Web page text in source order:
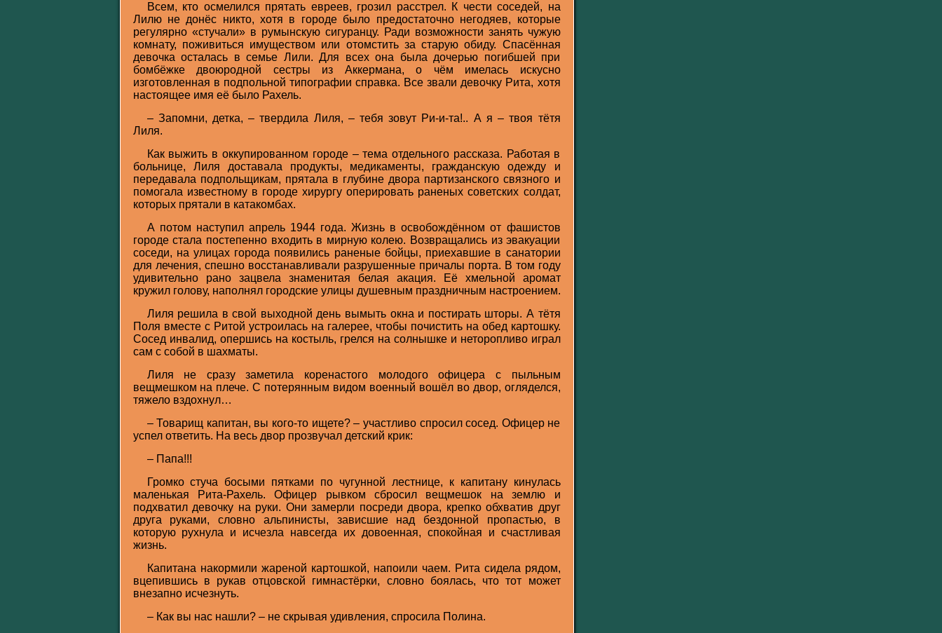
Всем, кто осмелился прятать евреев, грозил расстрел. К чести соседей, на
Лилю не донёс никто, хотя в городе было предостаточно негодяев, которые
регулярно «стучали» в румынскую сигуранцу. Ради возможности занять чужую
комнату, поживиться имуществом или отомстить за старую обиду. Спасённая
девочка осталась в семье Лили. Для всех она была дочерью погибшей при
бомбёжке двоюродной сестры из Аккермана, о чём имелась искусно
изготовленная в подпольной типографии справка. Все звали девочку Рита, хотя
настоящее имя её было Рахель.
– Запомни, детка, – твердила Лиля, – тебя зовут Ри-и-та!.. А я – твоя тётя
Лиля.
Как выжить в оккупированном городе – тема отдельного рассказа. Работая в
больнице, Лиля доставала продукты, медикаменты, гражданскую одежду и
передавала подпольщикам, прятала в глубине двора партизанского связного и
помогала известному в городе хирургу оперировать раненых советских солдат,
которых прятали в катакомбах.
А потом наступил апрель 1944 года. Жизнь в освобождённом от фашистов
городе стала постепенно входить в мирную колею. Возвращались из эвакуации
соседи, на улицах города появились раненые бойцы, приехавшие в санатории
для лечения, спешно восстанавливали разрушенные причалы порта. В том году
удивительно рано зацвела знаменитая белая акация. Её хмельной аромат
кружил голову, наполнял городские улицы душевным праздничным настроением.
Лиля решила в свой выходной день вымыть окна и постирать шторы. А тётя
Поля вместе с Ритой устроилась на галерее, чтобы почистить на обед картошку.
Сосед инвалид, опершись на костыль, грелся на солнышке и неторопливо играл
сам с собой в шахматы.
Лиля не сразу заметила коренастого молодого офицера с пыльным
вещмешком на плече. С потерянным видом военный вошёл во двор, огляделся,
тяжело вздохнул…
– Товарищ капитан, вы кого-то ищете? – участливо спросил сосед. Офицер не
успел ответить. На весь двор прозвучал детский крик:
– Папа!!!
Громко стуча босыми пятками по чугунной лестнице, к капитану кинулась
маленькая Рита-Рахель. Офицер рывком сбросил вещмешок на землю и
подхватил девочку на руки. Они замерли посреди двора, крепко обхватив друг
друга руками, словно альпинисты, зависшие над бездонной пропастью, в
которую рухнула и исчезла навсегда их довоенная, спокойная и счастливая
жизнь.
Капитана накормили жареной картошкой, напоили чаем. Рита сидела рядом,
вцепившись в рукав отцовской гимнастёрки, словно боялась, что тот может
внезапно исчезнуть.
– Как вы нас нашли? – не скрывая удивления, спросила Полина.